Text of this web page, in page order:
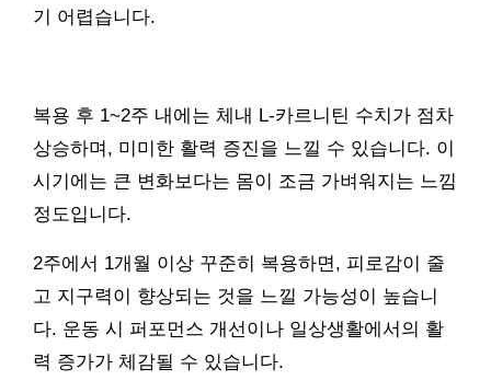
기 어렵습니다.
복용 후 1~2주 내에는 체내 L-카르니틴 수치가 점차
상승하며, 미미한 활력 증진을 느낄 수 있습니다. 이
시기에는 큰 변화보다는 몸이 조금 가벼워지는 느낌
정도입니다.
2주에서 1개월 이상 꾸준히 복용하면, 피로감이 줄
고 지구력이 향상되는 것을 느낄 가능성이 높습니
다. 운동 시 퍼포먼스 개선이나 일상생활에서의 활
력 증가가 체감될 수 있습니다.